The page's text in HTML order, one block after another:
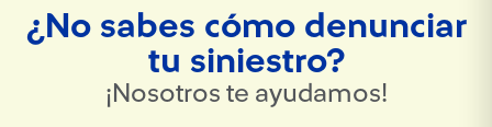
¿No sabes cómo denunciar
tu siniestro?
¡Nosotros te ayudamos!